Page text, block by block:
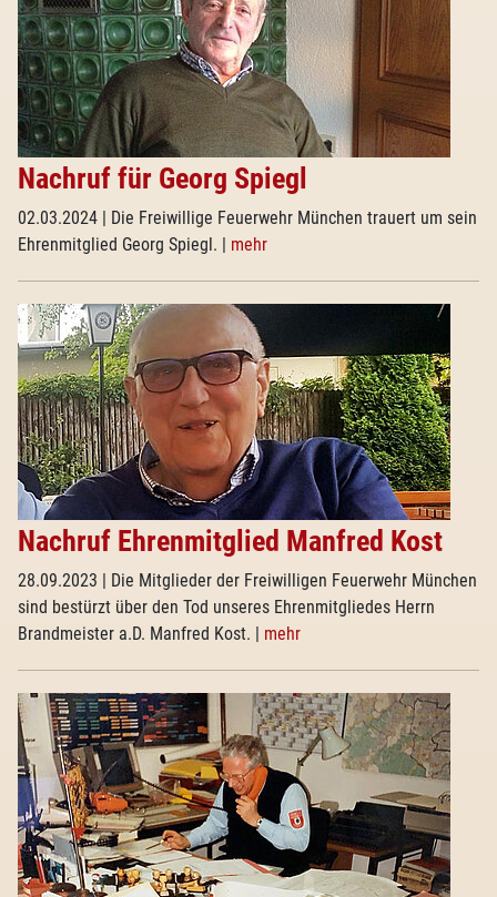
Nachruf für Georg Spiegl
02.03.2024 | Die Freiwillige Feuerwehr München trauert um sein
Ehrenmitglied Georg Spiegl. | mehr
Nachruf Ehrenmitglied Manfred Kost
28.09.2023 | Die Mitglieder der Freiwilligen Feuerwehr München
sind bestürzt über den Tod unseres Ehrenmitgliedes Herrn
Brandmeister a.D. Manfred Kost. | mehr